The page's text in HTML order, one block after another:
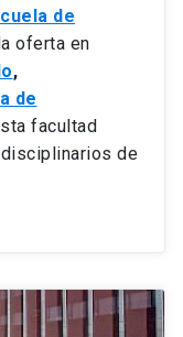
de
oferta en
,
de
facultad
de